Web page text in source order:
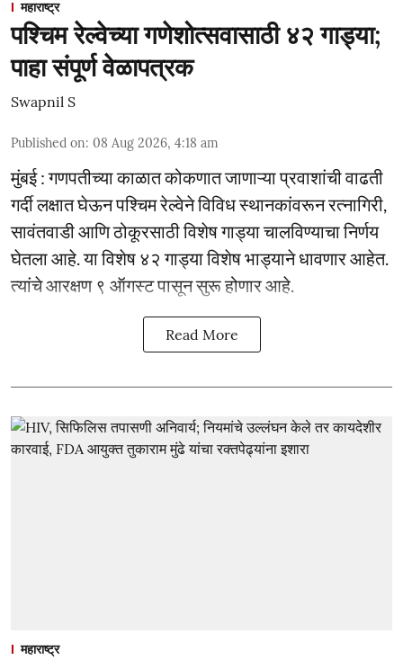
महाराष्ट्र
पश्चिम रेल्वेच्या गणेशोत्सवासाठी ४२ गाड्या;
पाहा संपूर्ण वेळापत्रक
Swapnil S
Published on: 08 Aug 2026, 4:18 am
मुंबई : गणपतीच्या काळात कोकणात जाणाऱ्या प्रवाशांची वाढती
गर्दी लक्षात घेऊन पश्चिम रेल्वेने विविध स्थानकांवरून रत्नागिरी,
सावंतवाडी आणि ठोकूरसाठी विशेष गाड्या चालविण्याचा निर्णय
घेतला आहे. या विशेष ४२ गाड्या विशेष भाड्याने धावणार आहेत.
त्यांचे आरक्षण ९ ऑगस्ट पासून सुरू होणार आहे.
Read More
महाराष्ट्र